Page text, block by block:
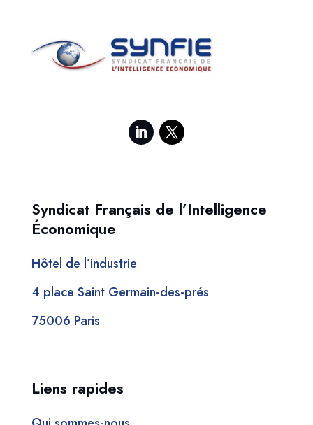
Syndicat Français de l’Intelligence
Économique
Hôtel de l’industrie
4 place Saint Germain-des-prés
75006 Paris
Liens rapides